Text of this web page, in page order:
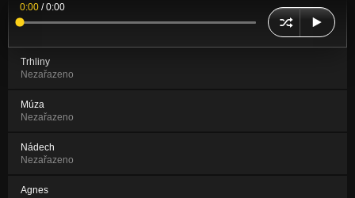
0:00 /0:00
Trhliny
Nezařazeno
Múza
Nezařazeno
Nádech
Nezařazeno
Agnes